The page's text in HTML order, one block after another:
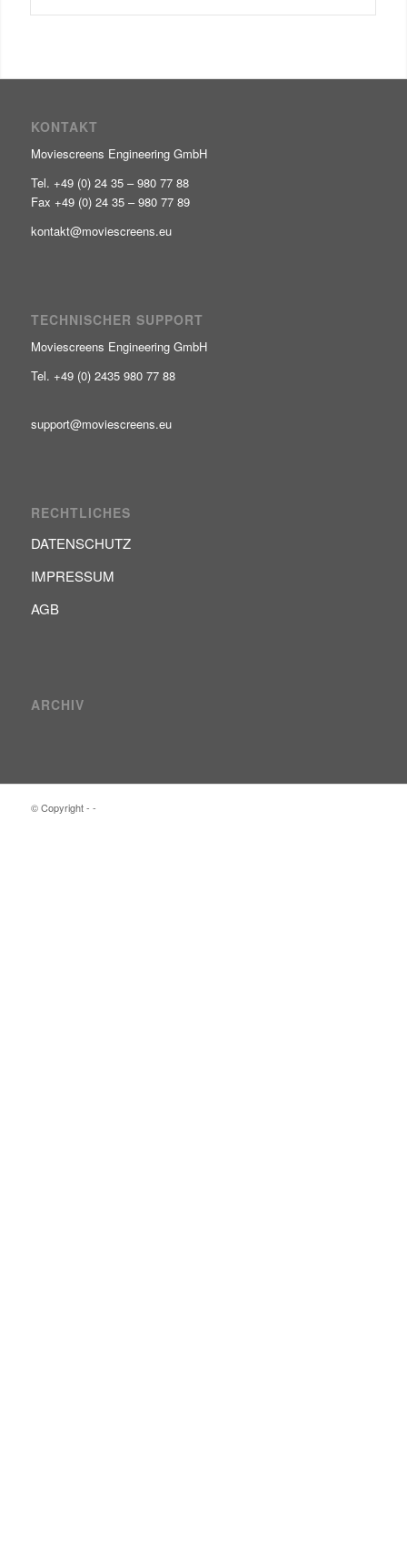
KONTAKT
Moviescreens Engineering GmbH
Tel. +49 (0) 24 35 – 980 77 88
Fax +49 (0) 24 35 – 980 77 89
kontakt@moviescreens.eu
TECHNISCHER SUPPORT
Moviescreens Engineering GmbH
Tel. +49 (0) 2435 980 77 88
support@moviescreens.eu
RECHTLICHES
DATENSCHUTZ
IMPRESSUM
AGB
ARCHIV
© Copyright - -